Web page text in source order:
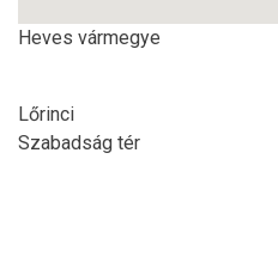
Heves vármegye
Lőrinci
Szabadság tér